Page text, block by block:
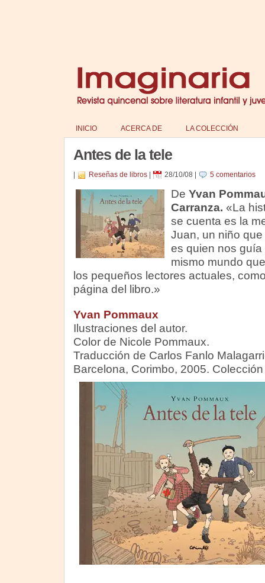
INICIO ACERCA DE LA COLECCIÓN
Antes de la tele
Reseñas de libros| 28/10/08 5 comentarios
De Yvan
Carranza. «La
se cuenta es la
Juan, un niño
es quien nos
mismo mundo
los pequeños lectores actuales,
página del libro.»
Yvan Pommaux
Ilustraciones del autor.
Color de Nicole Pommaux.
Traducción de Carlos Fanlo
Barcelona, Corimbo, 2005.